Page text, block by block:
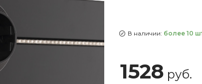
В наличии: более 10
1528 руб.